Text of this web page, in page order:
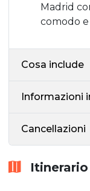
Madrid
comodo
Cosa include
Informazioni
Cancellazioni